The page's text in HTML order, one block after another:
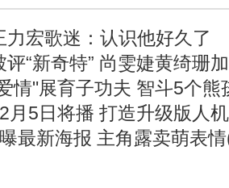
宏歌迷：认识他好久了
“新奇特” 尚雯婕黄绮珊
情"展育子功夫 智斗5个熊
月5日将播 打造升级版人
最新海报 主角露卖萌表